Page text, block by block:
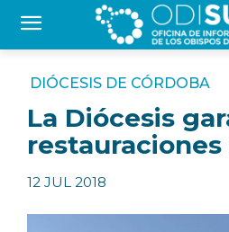
DIÓCESIS DE CÓRDOBA
La Diócesis
restauraciones
12 JUL 2018